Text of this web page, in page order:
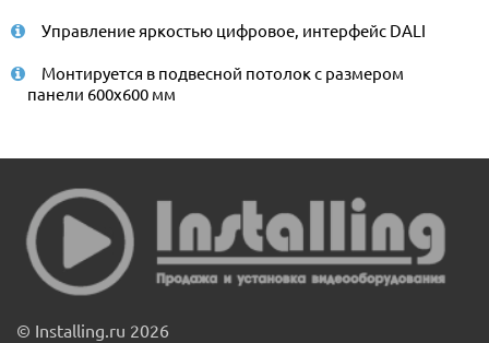
Управление яркостью цифровое, интерфейс DALI
Монтируется в подвесной потолок с размером
панели 600x600 мм
© Installing.ru 2026